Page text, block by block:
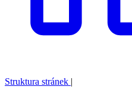
Struktura stránek |